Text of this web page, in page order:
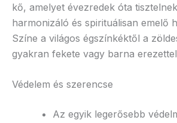
kő, amelyet évezredek óta
harmonizáló és spirituálisan emelő
Színe a világos égszínkéktől a
gyakran fekete vagy barna
Védelem és szerencse
Az egyik legerősebb